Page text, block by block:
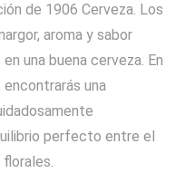
de 1906 Cerveza. Los
aroma y sabor
una buena cerveza. En
una
perfecto entre el